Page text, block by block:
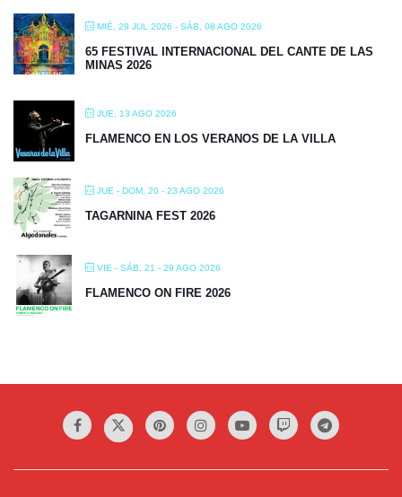
MIÉ, 29 JUL 2026 - SÁB, 08 AGO 2026
65 FESTIVAL INTERNACIONAL DEL CANTE DE LAS
MINAS 2026
JUE, 13 AGO 2026
FLAMENCO EN LOS VERANOS DE LA VILLA
JUE - DOM, 20 - 23 AGO 2026
TAGARNINA FEST 2026
VIE - SÁB, 21 - 29 AGO 2026
FLAMENCO ON FIRE 2026